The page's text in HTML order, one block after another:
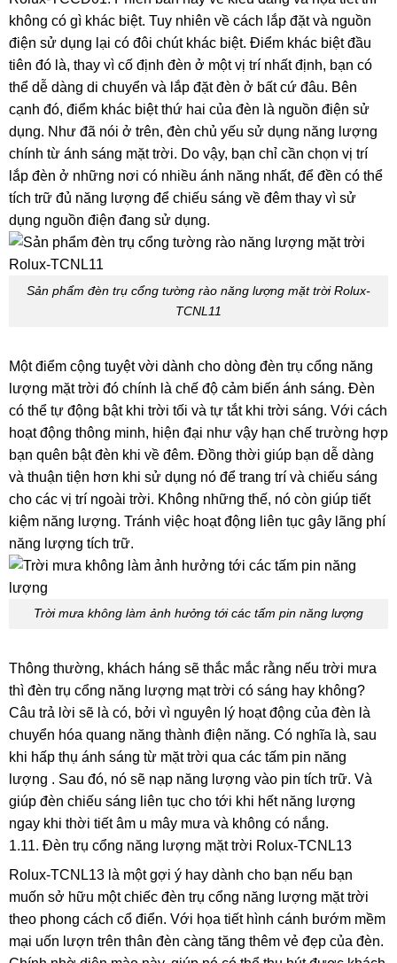
không có gì khác biệt. Tuy nhiên về cách lắp đặt và nguồn
điện sử dụng lại có đôi chút khác biệt. Điểm khác biệt đầu
tiên đó là, thay vì cố định đèn ở một vị trí nhất định, bạn có
thể dễ dàng di chuyển và lắp đặt đèn ở bất cứ đâu. Bên
cạnh đó, điểm khác biệt thứ hai của đèn là nguồn điện sử
dụng. Như đã nói ở trên, đèn chủ yếu sử dụng năng lượng
chính từ ánh sáng mặt trời. Do vậy, bạn chỉ cần chọn vị trí
lắp đèn ở những nơi có nhiều ánh năng nhất, để đền có thể
tích trữ đủ năng lượng để chiếu sáng về đêm thay vì sử
dụng nguồn điện đang sử dụng.
Sản phẩm đèn trụ cổng tường rào năng lượng mặt trời Rolux-
TCNL11
Một điểm cộng tuyệt vời dành cho dòng đèn trụ cổng năng
lượng mặt trời đó chính là chế độ cảm biến ánh sáng. Đèn
có thể tự động bật khi trời tối và tự tắt khi trời sáng. Với cách
hoạt động thông minh, hiện đại như vậy hạn chế trường hợp
bạn quên bật đèn khi về đêm. Đồng thời giúp bạn dễ dàng
và thuận tiện hơn khi sử dụng nó để trang trí và chiếu sáng
cho các vị trí ngoài trời. Không những thế, nó còn giúp tiết
kiệm năng lượng. Tránh việc hoạt động liên tục gây lãng phí
năng lượng tích trữ.
Trời mưa không làm ảnh hưởng tới các tấm pin năng lượng
Thông thường, khách háng sẽ thắc mắc rằng nếu trời mưa
thì đèn trụ cổng năng lượng mạt trời có sáng hay không?
Câu trả lời sẽ là có, bởi vì nguyên lý hoạt động của đèn là
chuyển hóa quang năng thành điện năng. Có nghĩa là, sau
khi hấp thụ ánh sáng từ mặt trời qua các tấm pin năng
lượng . Sau đó, nó sẽ nạp năng lượng vào pin tích trữ. Và
giúp đèn chiếu sáng liên tục cho tới khi hết năng lượng
ngay khi thời tiết âm u mây mưa và không có nắng.
1.11. Đèn trụ cổng năng lượng mặt trời Rolux-TCNL13
Rolux-TCNL13 là một gợi ý hay dành cho bạn nếu bạn
muốn sở hữu một chiếc đèn trụ cổng năng lượng mặt trời
theo phong cách cổ điển. Với họa tiết hình cánh bướm mềm
mại uốn lượn trên thân đèn càng tăng thêm vẻ đẹp của đèn.